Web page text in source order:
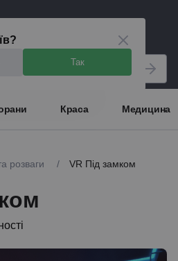
Так
Краса Медицина
розваги / VR Під замком